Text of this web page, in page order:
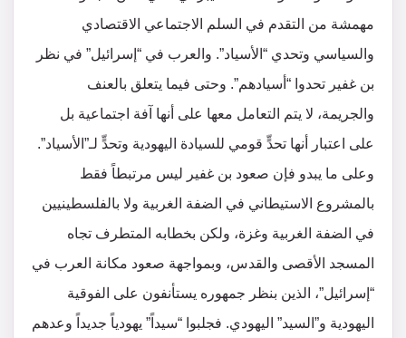
مهمشة من التقدم في السلم الاجتماعي الاقتصادي
والسياسي وتحدي “الأسياد”. والعرب في “إسرائيل” في نظر
بن غفير تحدوا “أسيادهم”. وحتى فيما يتعلق بالعنف
والجريمة، لا يتم التعامل معها على أنها آفة اجتماعية بل
على اعتبار أنها تحدٍّ قومي للسيادة اليهودية وتحدٍّ لـ”الأسياد”.
وعلى ما يبدو فإن صعود بن غفير ليس مرتبطاً فقط
بالمشروع الاستيطاني في الضفة الغربية ولا بالفلسطينيين
في الضفة الغربية وغزة، ولكن بخطابه المتطرف تجاه
المسجد الأقصى والقدس، وبمواجهة صعود مكانة العرب في
“إسرائيل”، الذين بنظر جمهوره يستأنفون على الفوقية
اليهودية و”السيد” اليهودي. فجلبوا “سيداً” يهودياً جديداً وعدهم